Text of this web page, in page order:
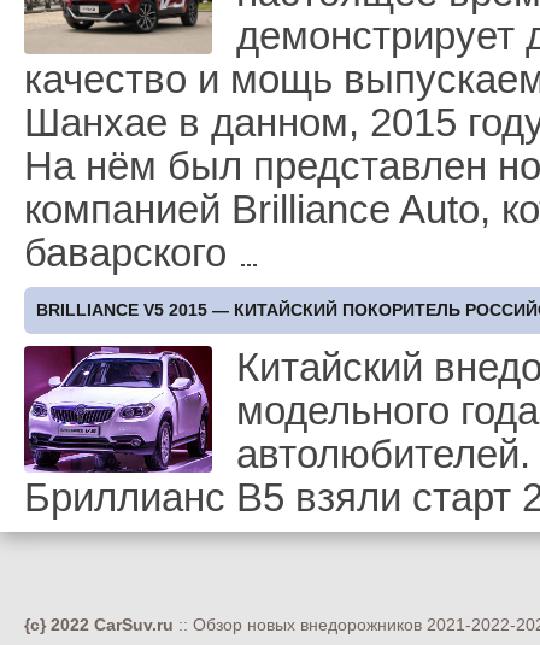
демонстрирует
качество и мощь
Шанхае в данном, 2015
На нём был представлен
компанией Brilliance Autо,
баварского
BRILLIANCE V5 2015 — КИТАЙСКИЙ ПОКОРИТЕЛЬ
Китайский
модельного
Бриллианс В5 взяли старт
{c} 2022 CarSuv.ru :: Обзор новых внедорожников 2021-2022-